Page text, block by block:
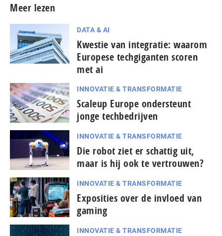
Meer lezen
DATA & AI
Kwestie van integratie: waarom
Europese techgiganten scoren
met ai
INNOVATIE & TRANSFORMATIE
Scaleup Europe ondersteunt
jonge techbedrijven
INNOVATIE & TRANSFORMATIE
Die robot ziet er schattig uit,
maar is hij ook te vertrouwen?
INNOVATIE & TRANSFORMATIE
Exposities over de invloed van
gaming
INNOVATIE & TRANSFORMATIE